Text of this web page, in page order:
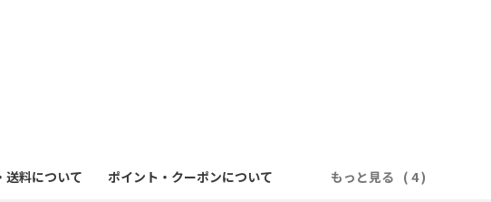
送料について ポイント・クーポンについて もっと見る